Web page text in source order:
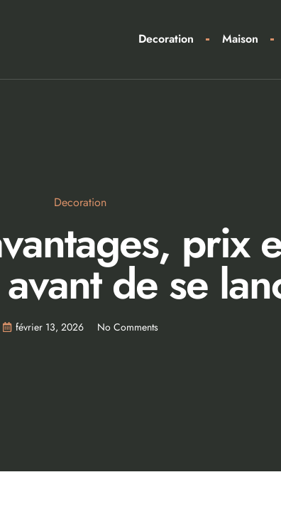
Decoration Maison
Decoration
prix
de se
février 13, 2026 No Comments